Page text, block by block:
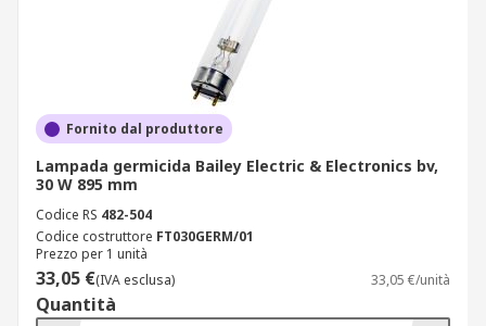
Fornito dal produttore
Lampada germicida Bailey Electric & Electronics bv,
30 W 895 mm
Codice RS 482-504
Codice costruttore FT030GERM/01
Prezzo per 1 unità
33,05 €(IVA esclusa) 33,05 €/unità
Quantità